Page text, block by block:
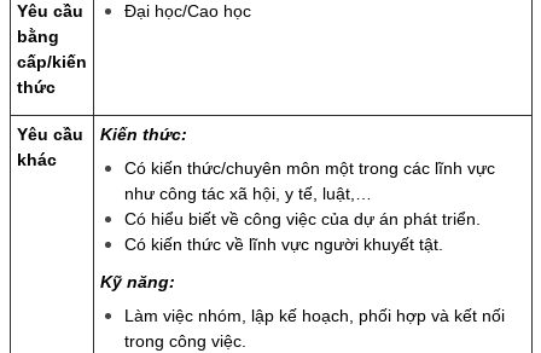
Yêu cầu
bằng
cấp/kiến
thức
Đại học/Cao học
Yêu cầu
khác
Kiến thức:
Có kiến thức/chuyên môn một trong các lĩnh vực
như công tác xã hội, y tế, luật,…
Có hiểu biết về công việc của dự án phát triển.
Có kiến thức về lĩnh vực người khuyết tật.
Kỹ năng:
Làm việc nhóm, lập kế hoạch, phối hợp và kết nối
trong công việc.